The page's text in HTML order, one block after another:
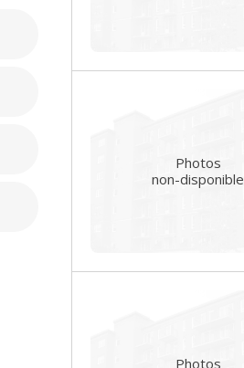
Photos
non-disponible
Photos